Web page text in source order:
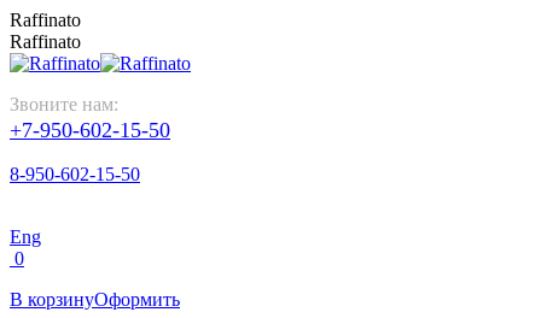
Перейти
к
содержанию
Raffinato
Raffinato
Звоните нам:
+7-950-602-15-50
8-950-602-15-50
Eng
0
В корзинуОформить